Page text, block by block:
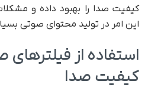
کیفیت صدا را بهبود داده و
این امر در تولید محتوای صوتی
استفاده از
کیفیت صدا